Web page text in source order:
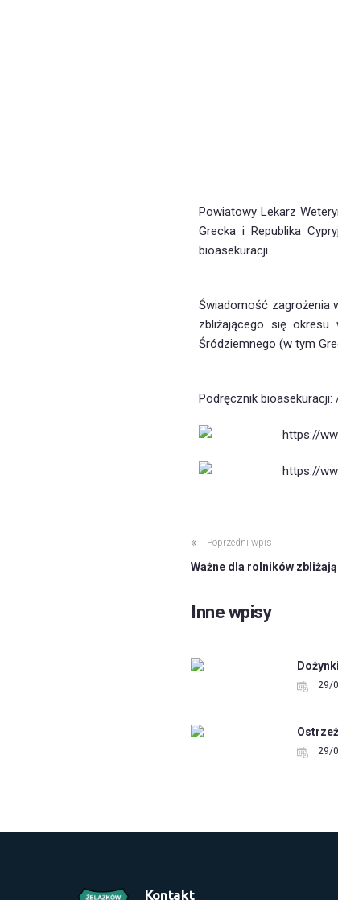
Powiatowy Lekarz
Grecka i Republika
bioasekuracji.
Świadomość zagrożenia
zbliżającego się
Śródziemnego (w tym
Podręcznik bioasekuracji:
Poprzedni wpis
Ważne dla rolników
Inne wpisy
29/
29/
Kontakt